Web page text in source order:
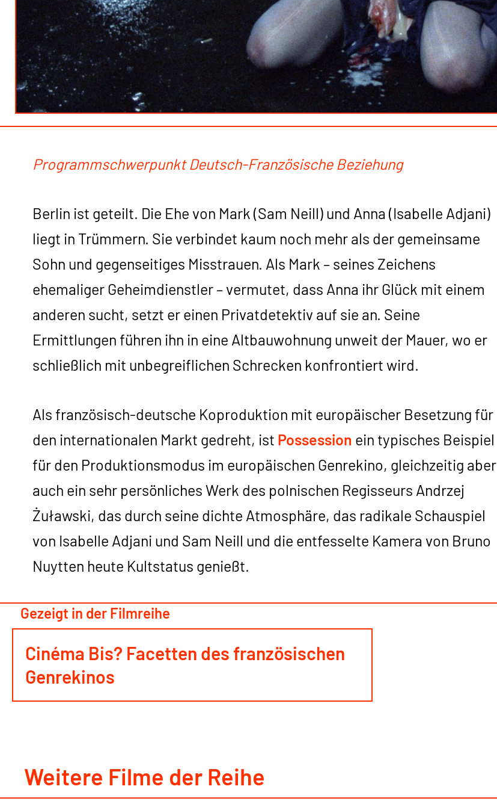
Programmschwerpunkt Deutsch-Französische Beziehung
Berlin ist geteilt. Die Ehe von Mark (Sam Neill) und Anna (Isabelle Adjani)
liegt in Trümmern. Sie verbindet kaum noch mehr als der gemeinsame
Sohn und gegenseitiges Misstrauen. Als Mark – seines Zeichens
ehemaliger Geheimdienstler – vermutet, dass Anna ihr Glück mit einem
anderen sucht, setzt er einen Privatdetektiv auf sie an. Seine
Ermittlungen führen ihn in eine Altbauwohnung unweit der Mauer, wo er
schließlich mit unbegreiflichen Schrecken konfrontiert wird.
Als französisch-deutsche Koproduktion mit europäischer Besetzung für
den internationalen Markt gedreht, ist Possession ein typisches Beispiel
für den Produktionsmodus im europäischen Genrekino, gleichzeitig aber
auch ein sehr persönliches Werk des polnischen Regisseurs Andrzej
Żuławski, das durch seine dichte Atmosphäre, das radikale Schauspiel
von Isabelle Adjani und Sam Neill und die entfesselte Kamera von Bruno
Nuytten heute Kultstatus genießt.
Gezeigt in der Filmreihe
Cinéma Bis? Facetten des französischen
Genrekinos
Weitere Filme der Reihe